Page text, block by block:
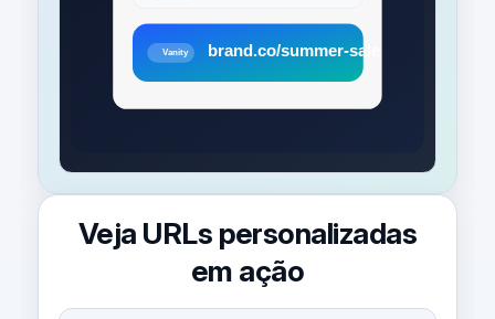
Veja URLs personalizadas
em ação